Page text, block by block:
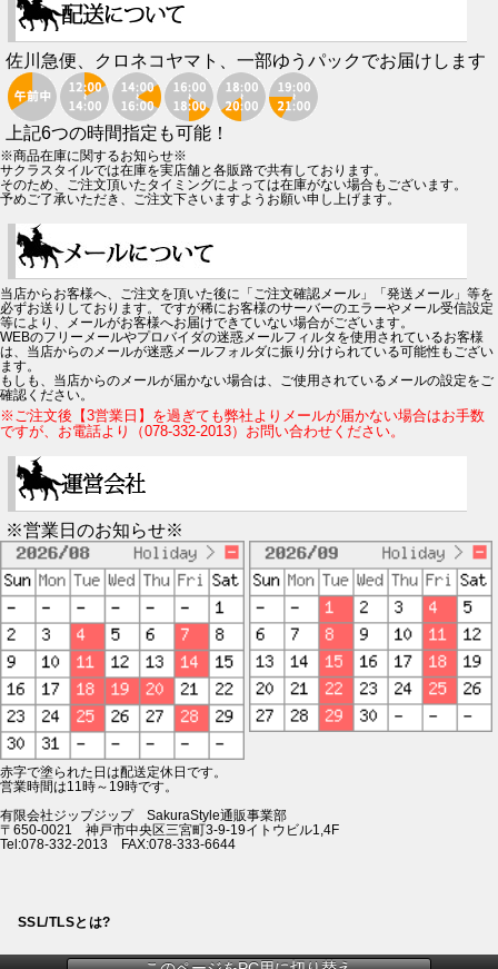
佐川急便、クロネコヤマト、一部ゆうパックでお届けします
上記6つの時間指定も可能！
※商品在庫に関するお知らせ※
サクラスタイルでは在庫を実店舗と各販路で共有しております。
そのため、ご注文頂いたタイミングによっては在庫がない場合もございます。
予めご了承いただき、ご注文下さいますようお願い申し上げます。
当店からお客様へ、ご注文を頂いた後に「ご注文確認メール」「発送メール」等を
必ずお送りしております。ですが稀にお客様のサーバーのエラーやメール受信設定
等により、メールがお客様へお届けできていない場合がございます。
WEBのフリーメールやプロバイダの迷惑メールフィルタを使用されているお客様
は、当店からのメールが迷惑メールフォルダに振り分けられている可能性もござい
ます。
もしも、当店からのメールが届かない場合は、ご使用されているメールの設定をご
確認ください。
※ご注文後【3営業日】を過ぎても弊社よりメールが届かない場合はお手数
ですが、お電話より（078-332-2013）お問い合わせください。
※営業日のお知らせ※
赤字で塗られた日は配送定休日です。
営業時間は11時～19時です。
有限会社ジップジップ SakuraStyle通販事業部
〒650-0021 神戸市中央区三宮町3-9-19イトウビル1,4F
Tel:078-332-2013 FAX:078-333-6644
SSL/TLSとは?